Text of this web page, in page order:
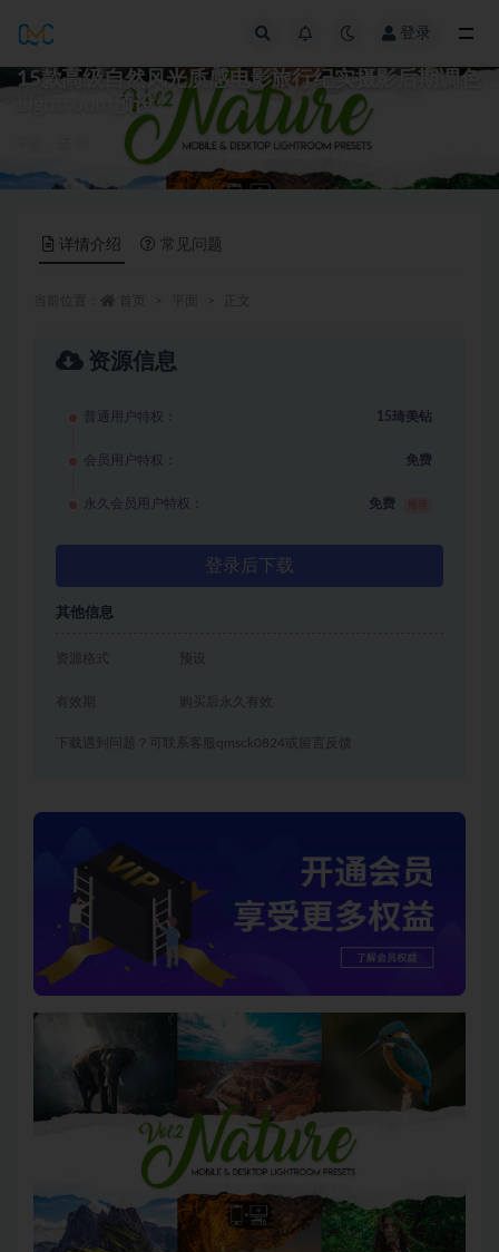
登录
15款高级自然风光质感电影旅行纪实摄影后期调色
Lightroom预设
详情介绍 常见问题
资源信息
普通用户特权： 15琦美钻
会员用户特权： 免费
永久会员用户特权： 免费
登录后下载
其他信息
资源格式 预设
有效期 购买后永久有效
下载遇到问题？可联系客服qmsck0824或留言反馈